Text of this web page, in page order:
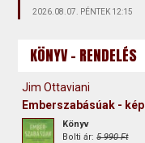
2026.08.07. PÉNTEK 12:15
KÖNYV - RENDELÉS
Jim Ottaviani
Emberszabásúak -
Könyv
Bolti ár:5 990 Ft